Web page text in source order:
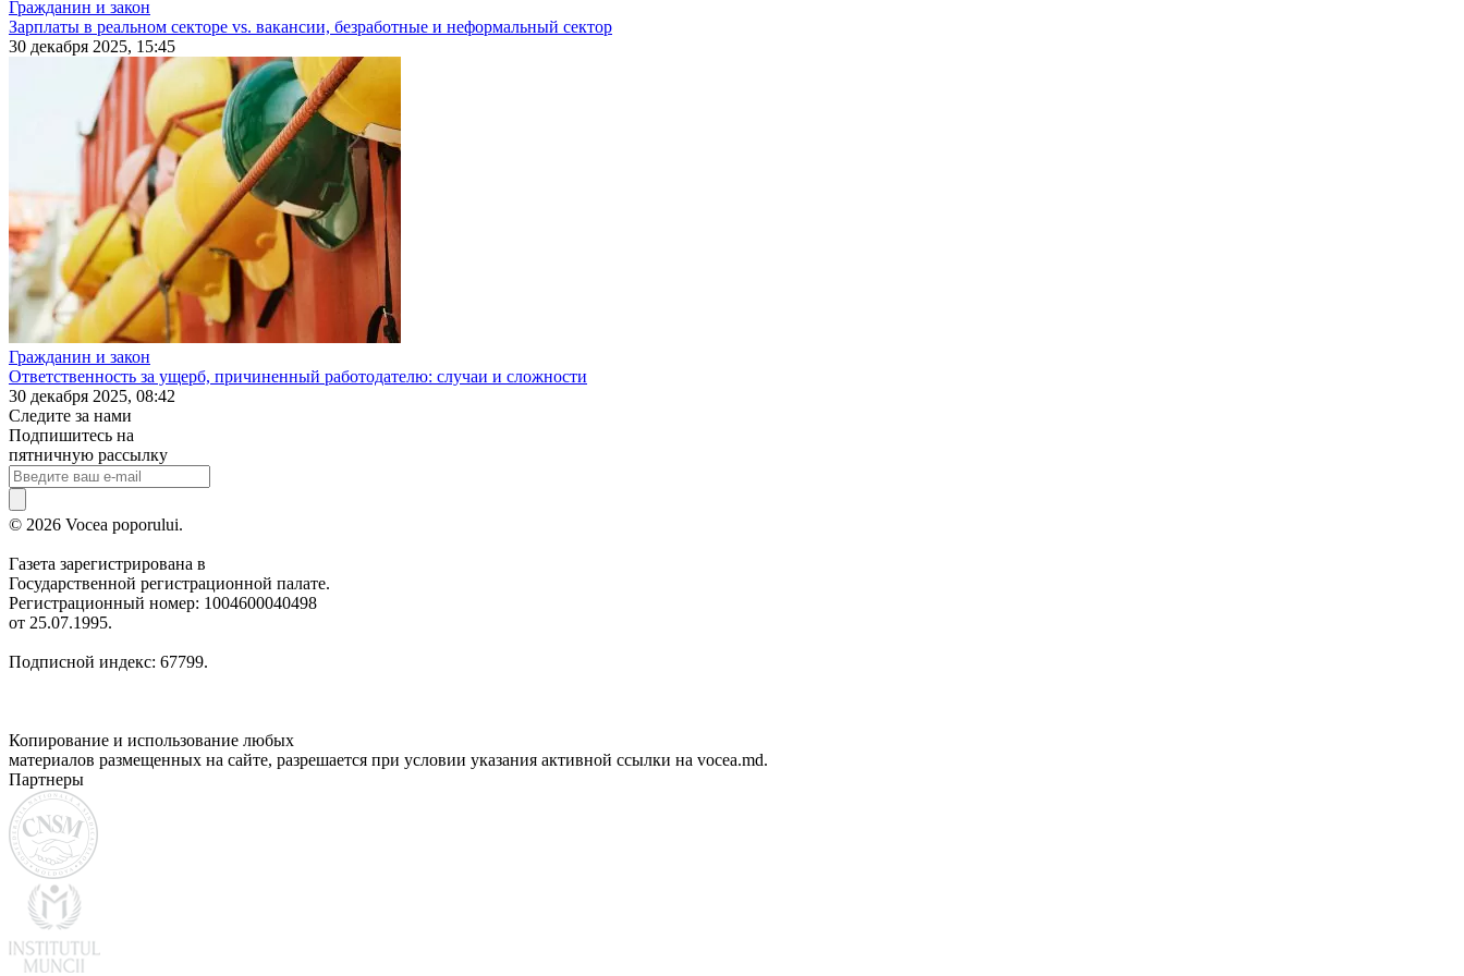
Гражданин и закон
Зарплаты в реальном секторе vs. вакансии, безработные и неформальный сектор
30 декабря 2025, 15:45
Гражданин и закон
Ответственность за ущерб, причиненный работодателю: случаи и сложности
30 декабря 2025, 08:42
Следите за нами
Подпишитесь на
пятничную рассылку
© 2026 Vocea poporului.
Газета зарегистрирована в
Государственной регистрационной палате.
Регистрационный номер: 1004600040498
от 25.07.1995.
Подписной индекс: 67799.
Копирование и использование любых
материалов размещенных на сайте, разрешается при условии указания активной ссылки на vocea.md.
Партнеры